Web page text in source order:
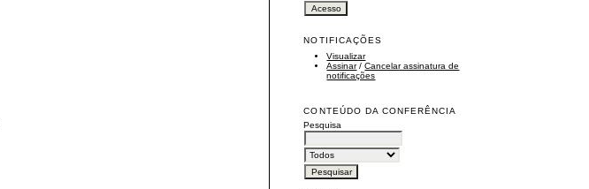
NOTIFICAÇÕES
Visualizar
Assinar/Cancelar assinatura de
notificações
CONTEÚDO DA CONFERÊNCIA
Pesquisa